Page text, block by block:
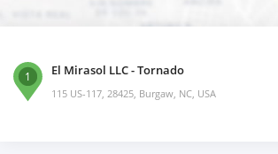
1 El Mirasol LLC - Tornado
115 US-117, 28425, Burgaw, NC, USA